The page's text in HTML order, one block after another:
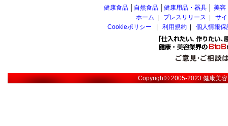
健康食品 自然食品 健康用品・器具 美容
ホーム
プレスリリース
サ
Cookieポリシー
利用規約 個人情報
Copyright© 2005-2023健康美